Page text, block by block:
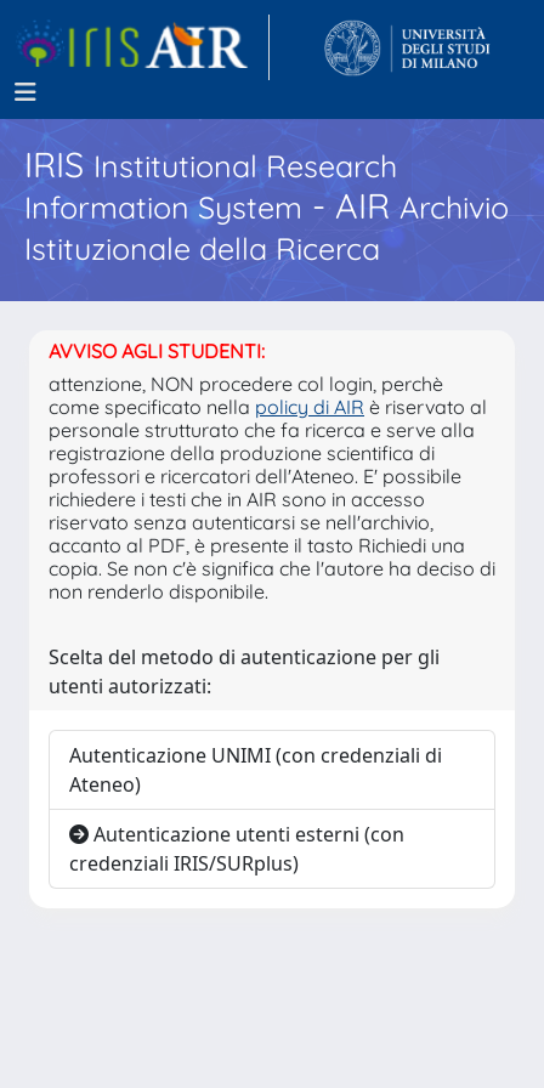
IRISInstitutional Research
Information System - AIR Archivio
Istituzionale della Ricerca
AVVISO AGLI STUDENTI:
attenzione, NON procedere col login, perchè
come specificato nella policy di AIR è riservato al
personale strutturato che fa ricerca e serve alla
registrazione della produzione scientifica di
professori e ricercatori dell'Ateneo. E' possibile
richiedere i testi che in AIR sono in accesso
riservato senza autenticarsi se nell'archivio,
accanto al PDF, è presente il tasto Richiedi una
copia. Se non c'è significa che l'autore ha deciso di
non renderlo disponibile.
Scelta del metodo di autenticazione per gli
utenti autorizzati:
Autenticazione UNIMI (con credenziali di
Ateneo)
Autenticazione utenti esterni (con
credenziali IRIS/SURplus)